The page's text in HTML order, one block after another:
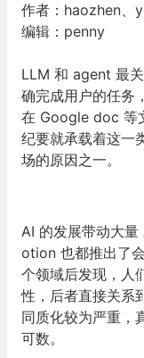
作者：haozhen、
编辑：penny
LLM 和 agent 最
确完成用户的任务
在 Google doc 等
纪要就承载着这一
场的原因之一。
AI 的发展带动大
otion 也都推出了
个领域后发现，人
性，后者直接关系
同质化较为严重，
可数。